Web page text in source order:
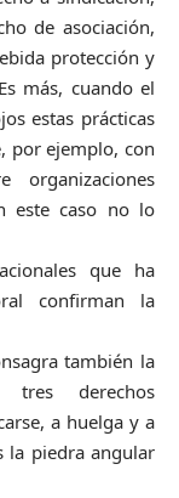
de asociación,
protección y
más, cuando el
estas prácticas
por ejemplo, con
este caso no lo
que ha
confirman la
también la
tres derechos
a huelga y a
la piedra angular